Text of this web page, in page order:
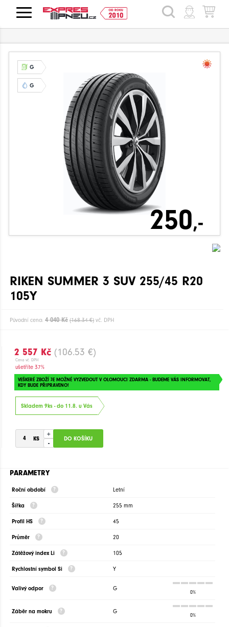
HLEDAT
G
G
250,-
RIKEN SUMMER 3 SUV 255/45 R20
105Y
Původní cena: 4 040 Kč (168.34 €) vč. DPH
2 557 Kč (106.53 €)
Cena vč. DPH
ušetříte 37%
VEŠKERÉ ZBOŽÍ JE MOŽNÉ VYZVEDOUT V OLOMOUCI ZDARMA - BUDEME VÁS INFORMOVAT,
KDY BUDE PŘIPRAVENO!
Skladem 9ks - do 11.8. u Vás
+
-
PARAMETRY
Roční období Letní
Šířka 255 mm
Profil HS 45
Průměr 20
Zátěžový index Li 105
Rychlostní symbol Si Y
Valivý odpor G
0%
Záběr na mokru G
0%